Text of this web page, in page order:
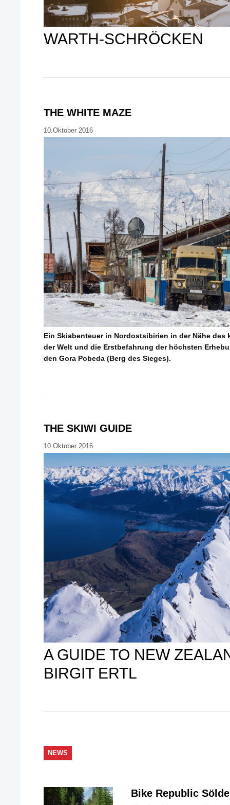
WARTH-SCHRÖCKEN
THE WHITE MAZE
10.Oktober 2016
Ein Skiabenteuer in Nordostsibirien in der Nähe des
der Welt und die Erstbefahrung der höchsten
den Gora Pobeda (Berg des Sieges).
THE SKIWI GUIDE
10.Oktober 2016
A GUIDE TO NEW
BIRGIT ERTL
NEWS
Bike Republic